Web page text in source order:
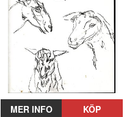
MER INFO KÖP